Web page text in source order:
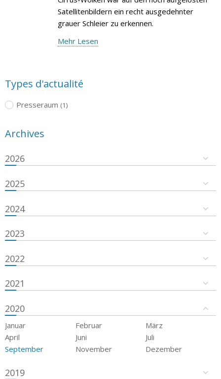
Satellitenbildern ein recht ausgedehnter
grauer Schleier zu erkennen.
Mehr Lesen
Types d'actualité
Presseraum (1)
Archives
2026
2025
2024
2023
2022
2021
2020
Januar Februar
März
April
Juni
Juli
September
November Dezember
2019